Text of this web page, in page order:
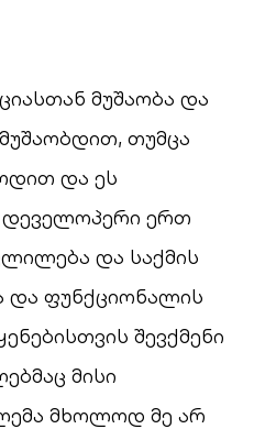
მუშაობა და
თუმცა
და ეს
დეველოპერი ერთ
და საქმის
და ფუნქციონალის
შევქმენი
მისი
მხოლოდ მე არ